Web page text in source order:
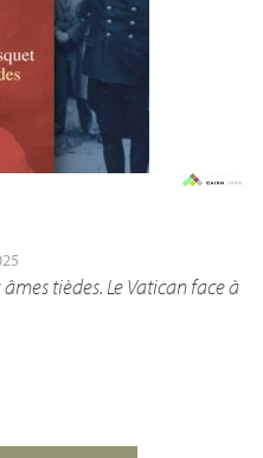
âmes tièdes. Le Vatican face à